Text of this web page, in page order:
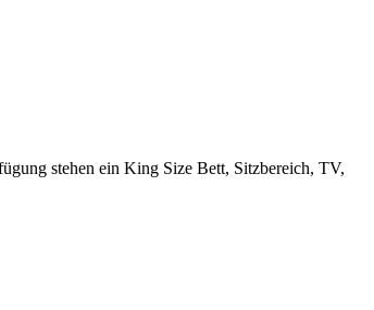
stehen ein King Size Bett, Sitzbereich, TV,